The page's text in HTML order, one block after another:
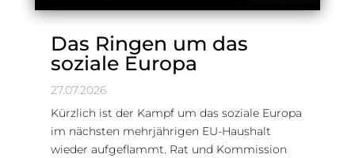
Das Ringen um das
soziale Europa
27.07.2026
Kürzlich ist der Kampf um das soziale Europa
im nächsten mehrjährigen EU-Haushalt
wieder aufgeflammt. Rat und Kommission